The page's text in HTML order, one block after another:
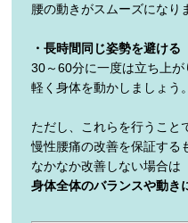
腰の動きがスムーズになり
・長時間同じ姿勢を避ける
30～60分に一度は立ち上が
軽く身体を動かしましょう。
ただし、これらを行うこと
慢性腰痛の改善を保証する
なかなか改善しない場合は
身体全体のバランスや動き